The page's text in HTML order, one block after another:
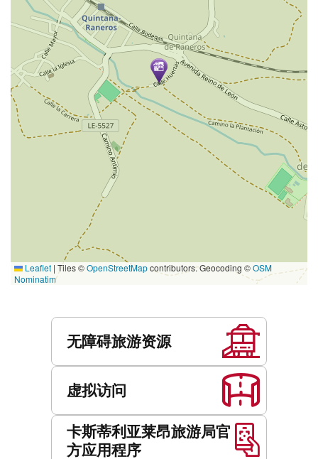
Leaflet | Tiles ©OpenStreetMapcontributors. Geocoding ©OSM
Nominatim
无障碍旅游资源
虚拟访问
卡斯蒂利亚莱昂旅游局官
方应用程序